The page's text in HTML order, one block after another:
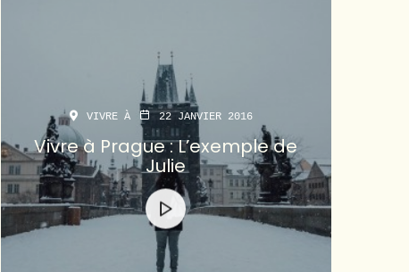
VIVRE À 22 JANVIER 2016
Vivre à Prague : L’exemple de
Julie